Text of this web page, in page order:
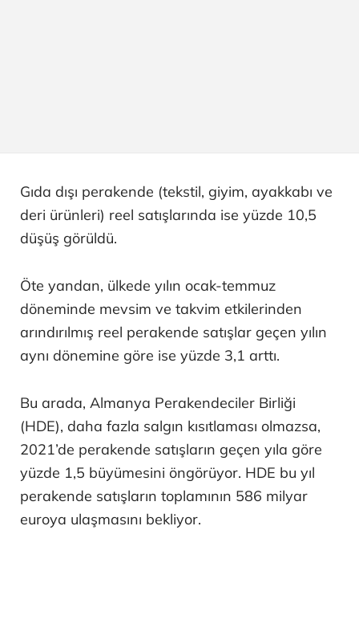
Gıda dışı perakende (tekstil, giyim, ayakkabı ve
deri ürünleri) reel satışlarında ise yüzde 10,5
düşüş görüldü.
Öte yandan, ülkede yılın ocak-temmuz
döneminde mevsim ve takvim etkilerinden
arındırılmış reel perakende satışlar geçen yılın
aynı dönemine göre ise yüzde 3,1 arttı.
Bu arada, Almanya Perakendeciler Birliği
(HDE), daha fazla salgın kısıtlaması olmazsa,
2021’de perakende satışların geçen yıla göre
yüzde 1,5 büyümesini öngörüyor. HDE bu yıl
perakende satışların toplamının 586 milyar
euroya ulaşmasını bekliyor.